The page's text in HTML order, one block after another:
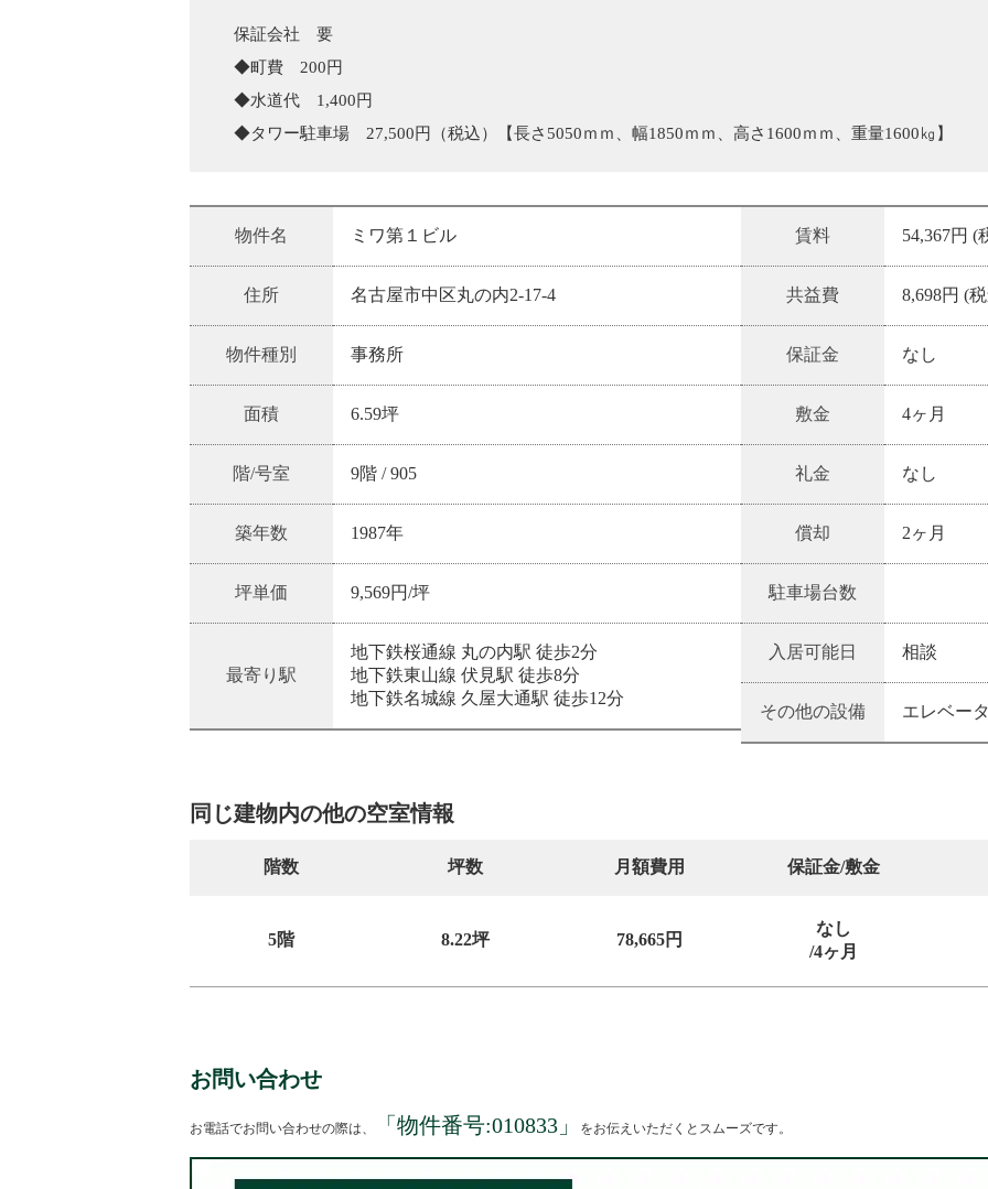
保証会社　要
◆町費　200円
◆水道代　1,400円
◆タワー駐車場　27,500円（税込）【長さ5050ｍｍ、幅1850ｍｍ、高さ1600ｍｍ、重量1600㎏】
物件名 ミワ第１ビル
住所 名古屋市中区丸の内2-17-4
物件種別 事務所
面積 6.59坪
階/号室 9階 /905
築年数 1987年
坪単価 9,569円/坪
最寄り駅
地下鉄桜通線 丸の内駅 徒歩2分
地下鉄東山線 伏見駅 徒歩8分
地下鉄名城線 久屋大通駅 徒歩12分
賃料 54,367円 (
共益費 8,698円 (
保証金 なし
敷金 4ヶ月
礼金 なし
償却 2ヶ月
駐車場台数
入居可能日 相談
その他の設備 エレベー
同じ建物内の他の空室情報
階数 坪数 月額費用 保証金/敷金
5階 8.22坪 78,665円
なし
/4ヶ月
お問い合わせ
お電話でお問い合わせの際は、 「物件番号:010833 」 をお伝えいただくとスムーズです。